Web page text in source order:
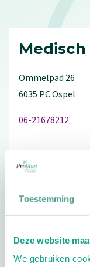
Toestemming
Deze website
We gebruiken
Ommelpad 26
6035 PCOspel
06-21678212
Diabetes